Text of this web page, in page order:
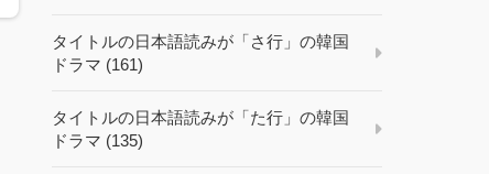
タイトルの日本語読みが「さ行」の韓国
ドラマ (161)
タイトルの日本語読みが「た行」の韓国
ドラマ (135)